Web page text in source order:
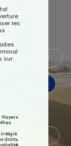
les
sur
droits,